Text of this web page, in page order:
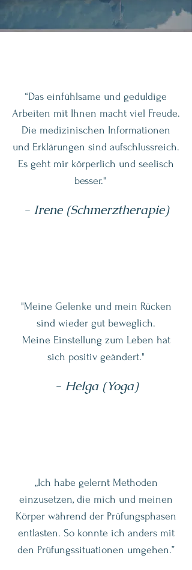
“Das einfühlsame und geduldige
Arbeiten mit Ihnen macht viel Freude.
Die medizinischen Informationen
und Erklärungen sind aufschlussreich.
Es geht mir körperlich und seelisch
besser."
- Irene (Schmerztherapie)
"Meine Gelenke und mein Rücken
sind wieder gut beweglich.
Meine Einstellung zum Leben hat
sich positiv geändert."
- Helga (Yoga)
„Ich habe gelernt Methoden
einzusetzen, die mich und meinen
Körper während der Prüfungsphasen
entlasten. So konnte ich anders mit
den Prüfungssituationen umgehen.”